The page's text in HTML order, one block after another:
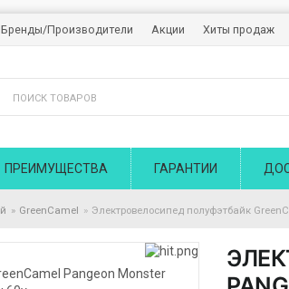
Бренды/Производители Акции Хиты продаж
ПРЕИМУЩЕСТВА ГАРАНТИИ
GreenCamel Электровелосипед полуфэтбайк